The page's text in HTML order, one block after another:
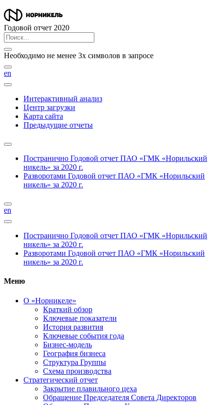
Годовой отчет 2020
Необходимо не менее 3х символов в запросе
en
Интерактивный анализ
Центр загрузки
Карта сайта
Предыдущие отчеты
Постранично Годовой отчет ПАО «ГМК «Норильский
никель» за 2020 г.
Разворотами Годовой отчет ПАО «ГМК «Норильский
никель» за 2020 г.
en
Постранично Годовой отчет ПАО «ГМК «Норильский
никель» за 2020 г.
Разворотами Годовой отчет ПАО «ГМК «Норильский
никель» за 2020 г.
Меню
О «Норникеле»
Краткий обзор
Ключевые показатели
История развития
Ключевые события года
Бизнес-модель
География бизнеса
Структура Группы
Схема производства
Стратегический отчет
Закрытие плавильного цеха
Обращение Председателя Совета Директоров